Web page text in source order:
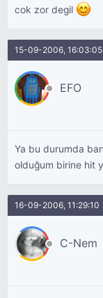
cok zor degil
15-09-2006, 16:03:05
EFO
Ya bu durumda
olduğum birine hit
16-09-2006, 11:29:10
C-Nem